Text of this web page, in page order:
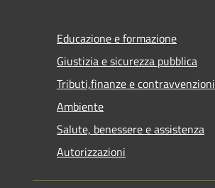
Educazione e formazione
Giustizia e sicurezza pubblica
Tributi,finanze e contravvenzioni
Ambiente
Salute, benessere e assistenza
Autorizzazioni